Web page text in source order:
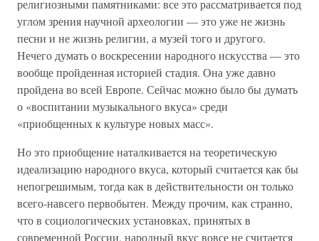
религиозными памятниками: все это рассматривается под
углом зрения научной археологии — это уже не жизнь
песни и не жизнь религии, а музей того и другого.
Нечего думать о воскресении народного искусства — это
вообще пройденная историей стадия. Она уже давно
пройдена во всей Европе. Сейчас можно было бы думать
о «воспитании музыкального вкуса» среди
«приобщенных к культуре новых масс».
Но это приобщение наталкивается на теоретическую
идеализацию народного вкуса, который считается как бы
непогрешимым, тогда как в действительности он только
всего-навсего первобытен. Между прочим, как странно,
что в социологических установках, принятых в
современной России, народный вкус вовсе не считается